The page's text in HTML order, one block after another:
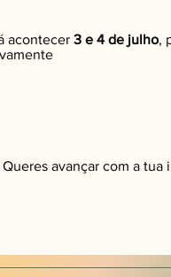
acontecer 3 e 4 de julho,
avançar com a tua